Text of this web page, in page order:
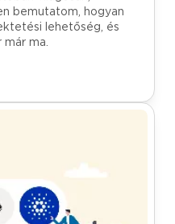
bemutatom, hogyan
lehetőség, és
ma.